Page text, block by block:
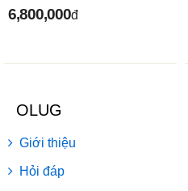
6,800,000đ
OLUG
Giới thiệu
Hỏi đáp